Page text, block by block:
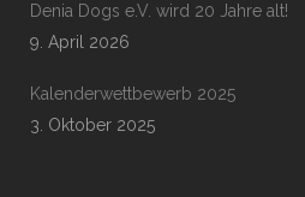
Denia Dogs e.V. wird 20 Jahre alt!
9. April 2026
Kalenderwettbewerb 2025
3. Oktober 2025